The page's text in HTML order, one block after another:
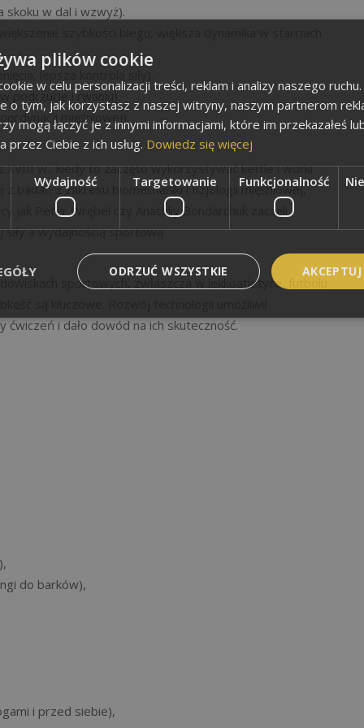
w dal i wzwyż).
lepsza kontrola siły).
podrzucie i rwaniu).
mięśniowej).
w., kiedy to zaczęto wykorzystywać kettle i worki
badań z zakresu biomechaniki i fizjologii mięśniowej,
jak Peter Wrębel czy Anatoliy Bondarchuk zaczęli
a wydajnością sportową.
sportowych, zwłaszcza w lekkoatletyce, futbolu
i dało dowód na ich skuteczność.
do barków),
i przed siebie),
plików cookie
w celu personalizacji treści, reklam i analizy naszego
o tym, jak korzystasz z naszej witryny, naszym partnerom
mogą łączyć je z innymi informacjami, które im przekazałeś
przez Ciebie z ich usług. Dowiedz się więcej
Wydajność Targetowanie Funkcjonalność
ODRZUĆ WSZYSTKIE